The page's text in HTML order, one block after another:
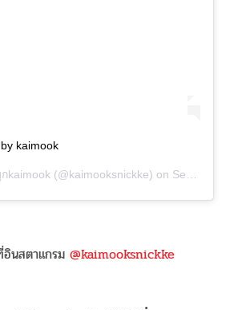
kaimook
kaimook (@kaimooksnickke) on Sep 19, 2018 at 5:50am PDT
นสตาแกรม @kaimooksnickke